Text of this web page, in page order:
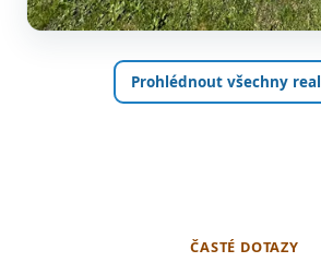
Prohlédnout všechny
ČASTÉ DOTAZY